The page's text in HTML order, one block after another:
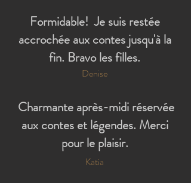
Formidable! Je suis restée
accrochée aux contes jusqu'à la
fin. Bravo les filles.
Denise
Charmante après-midi réservée
aux contes et légendes. Merci
pour le plaisir.
Katia